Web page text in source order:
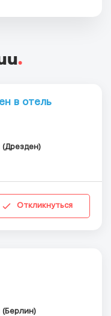
.
в отель
(Дрезден)
Откликнуться
(Берлин)